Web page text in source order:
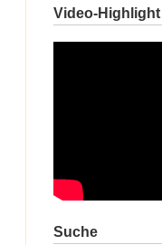
Video-Highlight
Suche